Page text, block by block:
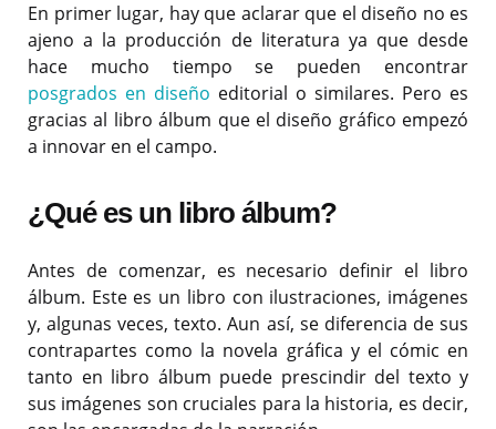
En primer lugar, hay que aclarar que el diseño no es
ajeno a la producción de literatura ya que desde
hace mucho tiempo se pueden encontrar
posgrados en diseño editorial o similares. Pero es
gracias al libro álbum que el diseño gráfico empezó
a innovar en el campo.
¿Qué es un libro álbum?
Antes de comenzar, es necesario definir el libro
álbum. Este es un libro con ilustraciones, imágenes
y, algunas veces, texto. Aun así, se diferencia de sus
contrapartes como la novela gráfica y el cómic en
tanto en libro álbum puede prescindir del texto y
sus imágenes son cruciales para la historia, es decir,